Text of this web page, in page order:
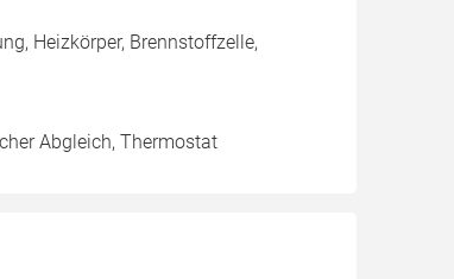
Heizkörper, Brennstoffzelle,
Abgleich, Thermostat